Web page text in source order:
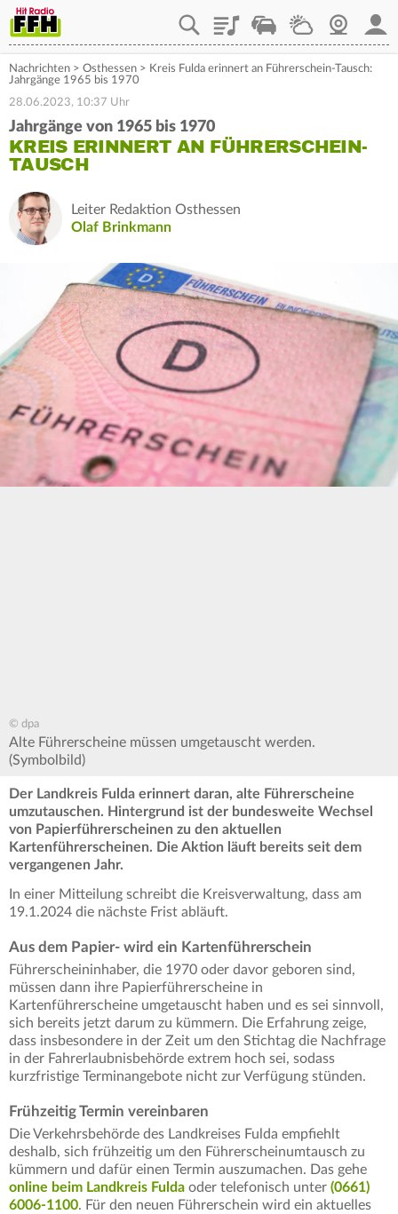
PlaylistStaupilotWetterWebcam
Nachrichten > Osthessen > Kreis Fulda erinnert an Führerschein-Tausch:
Jahrgänge 1965 bis 1970
28.06.2023, 10:37 Uhr
Jahrgänge von 1965 bis 1970
KREIS ERINNERT AN FÜHRERSCHEIN-
TAUSCH
Leiter Redaktion Osthessen
Olaf Brinkmann
© dpa
Alte Führerscheine müssen umgetauscht werden.
(Symbolbild)
Der Landkreis Fulda erinnert daran, alte Führerscheine
umzutauschen. Hintergrund ist der bundesweite Wechsel
von Papierführerscheinen zu den aktuellen
Kartenführerscheinen. Die Aktion läuft bereits seit dem
vergangenen Jahr.
In einer Mitteilung schreibt die Kreisverwaltung, dass am
19.1.2024 die nächste Frist abläuft.
Aus dem Papier- wird ein Kartenführerschein
Führerscheininhaber, die 1970 oder davor geboren sind,
müssen dann ihre Papierführerscheine in
Kartenführerscheine umgetauscht haben und es sei sinnvoll,
sich bereits jetzt darum zu kümmern. Die Erfahrung zeige,
dass insbesondere in der Zeit um den Stichtag die Nachfrage
in der Fahrerlaubnisbehörde extrem hoch sei, sodass
kurzfristige Terminangebote nicht zur Verfügung stünden.
Frühzeitig Termin vereinbaren
Die Verkehrsbehörde des Landkreises Fulda empfiehlt
deshalb, sich frühzeitig um den Führerscheinumtausch zu
kümmern und dafür einen Termin auszumachen. Das gehe
online beim Landkreis Fulda oder telefonisch unter (0661)
6006-1100. Für den neuen Führerschein wird ein aktuelles